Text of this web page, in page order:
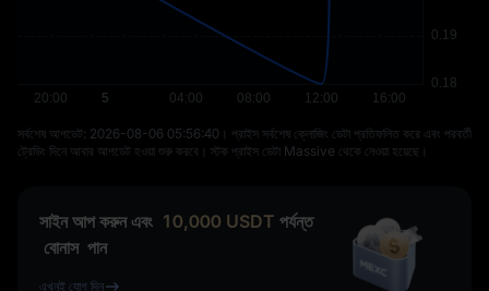
সর্বশেষ আপডেট: ⁦2026-08-06 05:56:40⁩। প্রাইস সর্বশেষ ক্লোজিং ডেটা প্রতিফলিত করে এবং পরবর্তী
ট্রেডিং দিনে আবার আপডেট হওয়া শুরু করবে। স্টক প্রাইস ডেটা Massive থেকে নেওয়া হয়েছে।
সাইন আপ করুন এবং 10,000 USDT পর্যন্ত
বোনাস পান
এখনই যোগ দিন